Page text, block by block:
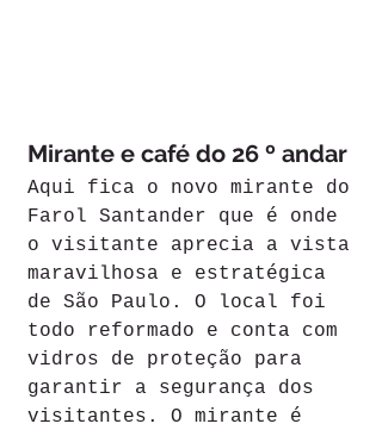
Mirante e café do 26 º andar
Aqui fica o novo mirante do
Farol Santander que é onde
o visitante aprecia a vista
maravilhosa e estratégica
de São Paulo. O local foi
todo reformado e conta com
vidros de proteção para
garantir a segurança dos
visitantes. O mirante é